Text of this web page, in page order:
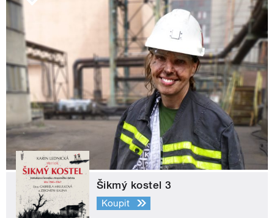
Šikmý kostel 3
Koupit